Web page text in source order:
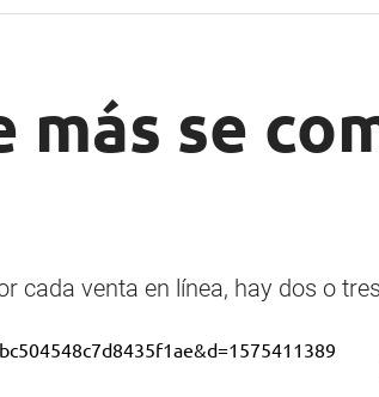
más se
cada venta en línea, hay dos o